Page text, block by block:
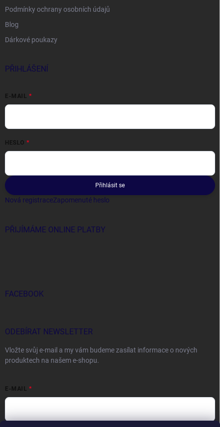
Podmínky ochrany osobních údajů
Blog
Dárkové poukazy
PŘIHLÁŠENÍ
E-MAIL
HESLO
Přihlásit se
Nová registraceZapomenuté heslo
PŘIJÍMÁME ONLINE PLATBY
FACEBOOK
ODEBÍRAT NEWSLETTER
Vložte svůj e-mail a my vám budeme zasílat informace o nových
produktech na našem e-shopu.
E-MAIL